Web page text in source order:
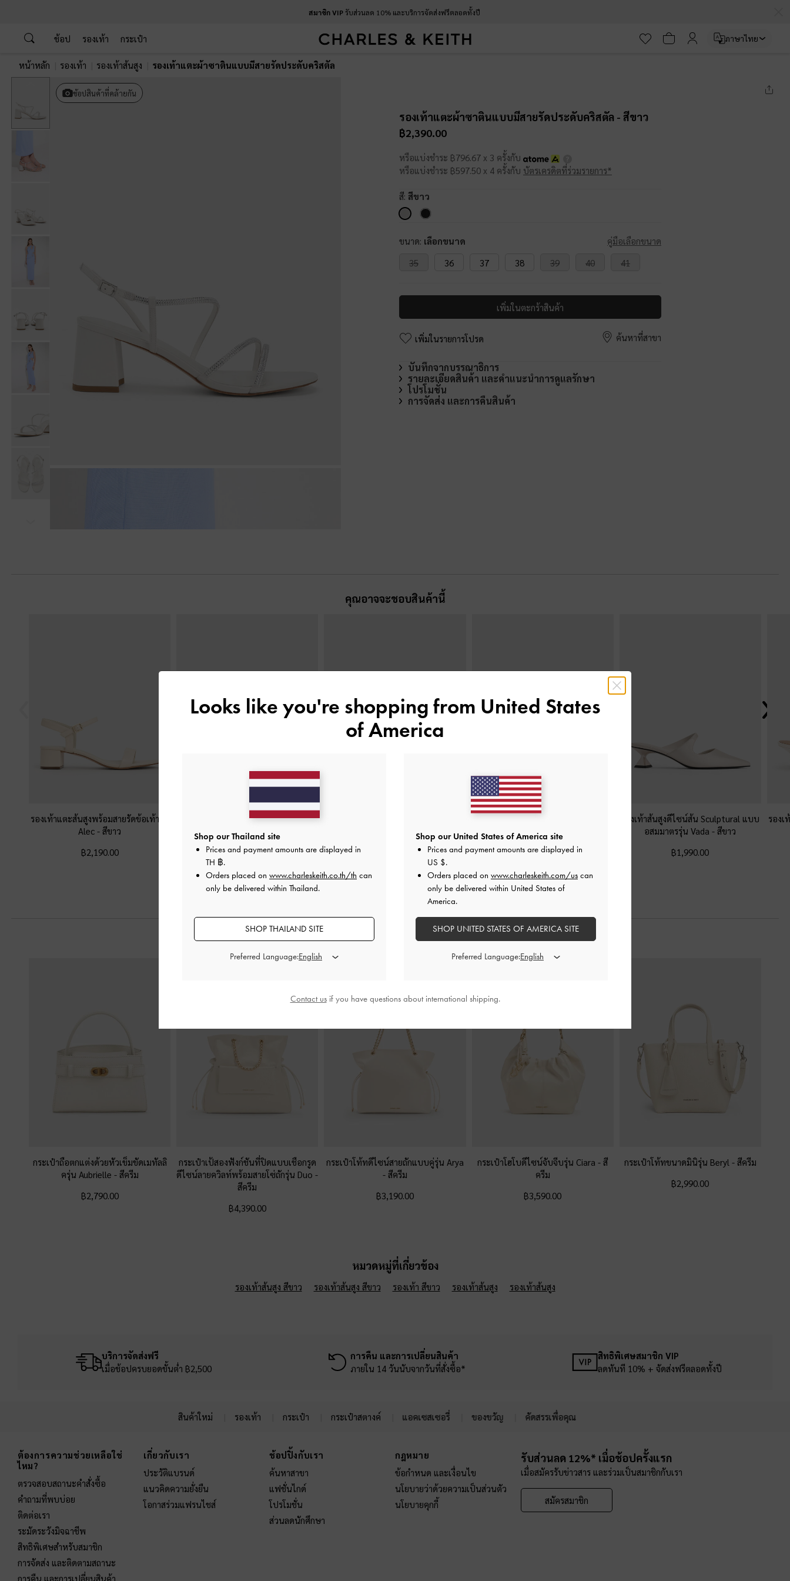
สมาชิก VIPรับส่วนลด 10% และบริการจัดส่งฟรีตลอดทั้งปี
ช้อป รองเท้า กระเป๋า ภาษาไทย
หน้าหลัก รองเท้า รองเท้าส้นสูง รองเท้าแตะผ้าซาตินแบบมีสายรัดประดับคริสตัล
Previous ช้อปสินค้าที่คล้ายกัน
รองเท้าแตะผ้าซาตินแบบมีสายรัดประดับคริสตัล - สีขาว
฿2,390.00
หรือแบ่งชำระ ฿796.67 x 3 ครั้งกับ
หรือแบ่งชำระ ฿597.50 x 4 ครั้งกับ บัตรเครดิตที่ร่วมรายการ*
สี: สีขาว
ขนาด: เลือกขนาด
คู่มือเลือกขนาด
35
36 37 38 39 40 41
เพิ่มในตะกร้าสินค้า
เพิ่มในรายการโปรด ค้นหาที่สาขา
บันทึกจากบรรณาธิการ
รายละเอียดสินค้า และคำแนะนำการดูแลรักษา
โปรโมชั่น
การจัดส่ง และการคืนสินค้า
คุณอาจจะชอบสินค้านี้
รองเท้าแตะส้นสูงพร้อมสายรัดข้อเท้ารุ่น
Alec-สีขาว
฿2,190.00
รองเท้าแตะหนีบส้นสูงประดับโบว์และ
ชาร์มสตรอเบอร์รี่รุ่น Sonali
฿2,590.00
รองเท้าส้นสูงรัดส้นดีไซน์หัวแหลมรุ่น
Kerra
สีขาว
฿2,590.00
รองเท้าส้นสูงดีไซน์ส้น Sculptural แบบ
อสมมาตรรุ่น Vada-สีขาว
฿1,990.00
รอง
สไตล์ลุคด้วย
กระเป๋าถือตกแต่งด้วยหัวเข็มขัดเมทัลลิ
ครุ่น Aubrielle - สีครีม
฿2,790.00
กระเป๋าเป้สองฟังก์ชันที่ปิดแบบเชือกรูด
ดีไซน์ลายควิลท์พร้อมสายโซ่ถักรุ่น Duo-
สีครีม
฿4,390.00
กระเป๋าโท้ทดีไซน์สายถักแบบคู่รุ่น Arya
- สีครีม
฿3,190.00
กระเป๋าโฮโบดีไซน์จับจีบรุ่น Ciara-สี
ครีม
฿3,590.00
กระเป๋าโท้ทขนาดมินิรุ่น Beryl - สีครีม
฿2,990.00
หมวดหมู่ที่เกี่ยวข้อง
รองเท้าส้นสูง สีขาว รองเท้าส้นสูง สีขาว รองเท้า สีขาว รองเท้าส้นสูง รองเท้าส้นสูง
บริการจัดส่งฟรี
เมื่อช้อปครบยอดขั้นต่ำ ฿2,500
การคืน และการเปลี่ยนสินค้า
ภายใน 14 วันนับจากวันที่สั่งซื้อ*
สิทธิพิเศษสมาชิก VIP
ลดทันที 10% + จัดส่งฟรีตลอดทั้งปี
สินค้าใหม่ รองเท้า กระเป๋า กระเป๋าสตางค์ แอคเซสเซอรี่ ของขวัญ คัดสรรเพื่อคุณ
ต้องการความช่วยเหลือใช่
ไหม?
ตรวจสอบสถานะคำสั่งซื้อ
คำถามที่พบบ่อย
ติดต่อเรา
ระมัดระวังมิจฉาชีพ
สิทธิพิเศษสำหรับสมาชิก
การจัดส่ง และติดตามสถานะ
การคืน และการเปลี่ยนสินค้า
เกี่ยวกับเรา
ประวัติแบรนด์
แนวคิดความยั่งยืน
โอกาสร่วมแฟรนไชส์
ช้อปปิ้งกับเรา
ค้นหาสาขา
แฟชั่นไกด์
โปรโมชั่น
ส่วนลดนักศึกษา
กฎหมาย
ข้อกำหนด และเงื่อนไข
นโยบายว่าด้วยความเป็นส่วนตัว
นโยบายคุกกี้
รับส่วนลด 12%* เมื่อช้อปครั้งแรก
เมื่อสมัครรับข่าวสาร และร่วมเป็นสมาชิกกับเรา
สมัครสมาชิก
Looks like you're shopping from United States
of America
Shop our Thailand site
Prices and payment amounts are displayed in
TH ฿.
Orders placed on www.charleskeith.co.th/th can
only be delivered within Thailand.
SHOP THAILAND SITE
Preferred Language:
Shop our United States of America site
Prices and payment amounts are displayed in
US $.
Orders placed on www.charleskeith.com/us can
only be delivered within United States of
America.
SHOP UNITED STATES OF AMERICA SITE
Preferred Language:
Contact usif you have questions about international shipping.